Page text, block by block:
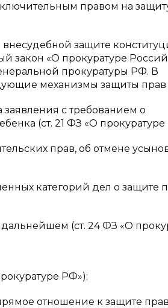
правом на
защите
закон «О прокуратуре
прокуратуры РФ. В
механизмы защиты прав
с требованием о
(ст. 21 ФЗ «О
прав, об отмене
категорий дел о защите
(ст. 24 ФЗ «О
РФ»);
отношение к защите